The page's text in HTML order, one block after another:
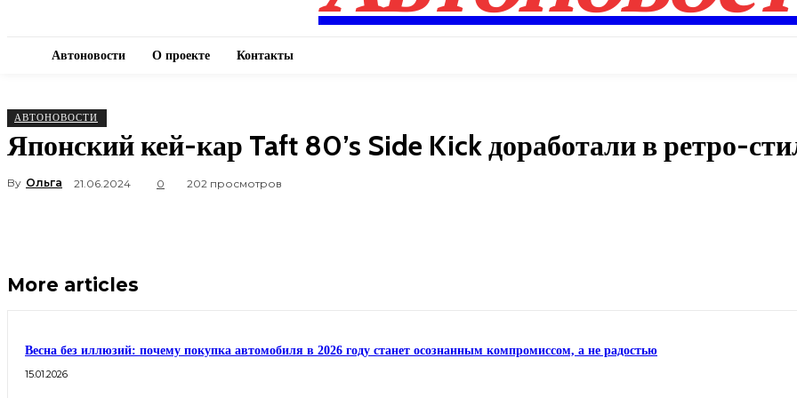
Автоновости О проекте Контакты
АВТОНОВОСТИ
Японский кей-кар Taft 80’s Side Kick доработали в ретро-
By Ольга 21.06.2024 0 202 просмотров
More articles
Весна без иллюзий: почему покупка автомобиля в 2026 году станет осознанным компромиссом, а не радостью
15.01.2026